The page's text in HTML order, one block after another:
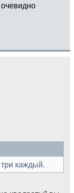
очевидно
каждый.